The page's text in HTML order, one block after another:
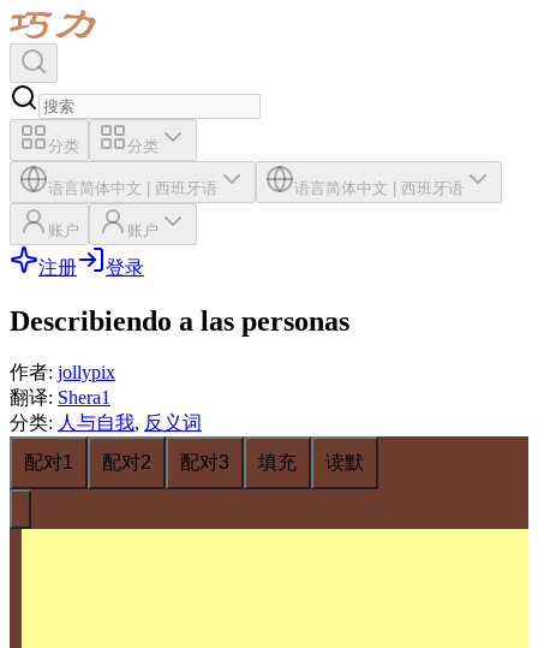
分类 分类
语言简体中文 | 西班牙语 语言简体中文 | 西班牙语
账户 账户
注册 登录
Describiendo a las personas
作者: jollypix
翻译: Shera1
分类: 人与自我, 反义词
配对1
配对2 配对3 填充 读默